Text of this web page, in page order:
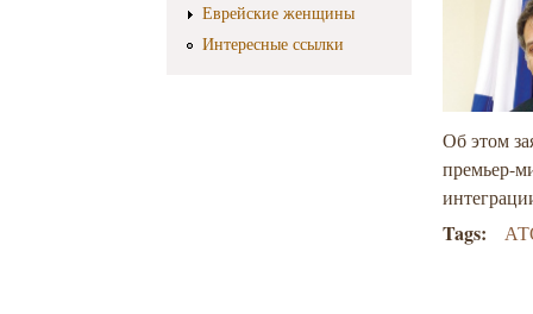
Еврейские женщины
Интересные ссылки
Об этом
премьер-
Tags: